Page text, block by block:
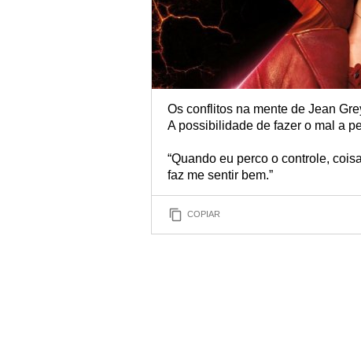
Os conflitos na mente de Jean
A possibilidade de fazer o mal a
“Quando eu perco o controle,
faz me sentir bem.”
COPIAR